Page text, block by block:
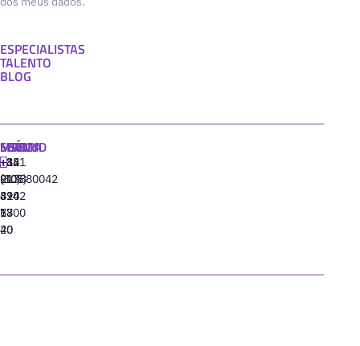
ESPECIALISTAS
TALENTO
BLOG
MADRID
+34
91
310
77
40
MIAMI
+1
(305)
424
13
20
SEÚL
+82
(10)
8942
6800
LISBOA
‪+351
213880042